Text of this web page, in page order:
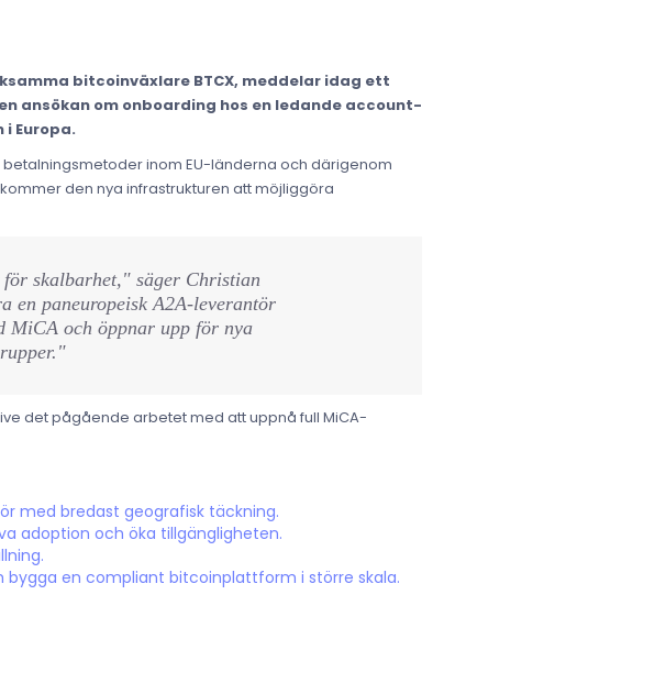
bitcoinväxlare BTCX, meddelar idag ett
ansökan om onboarding hos en ledande account-
Europa.
inom EU-länderna och därigenom
den nya infrastrukturen att möjliggöra
skalbarhet," säger Christian
en paneuropeisk A2A-leverantör
och öppnar upp för nya
det pågående arbetet med att uppnå full MiCA-
med bredast geografisk täckning.
adoption och öka tillgängligheten.
bygga en compliant bitcoinplattform i större skala.